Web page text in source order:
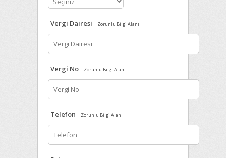
Vergi Dairesi Zorunlu Bilgi Alanı
Vergi No Zorunlu Bilgi Alanı
Telefon Zorunlu Bilgi Alanı